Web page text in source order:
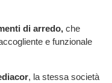
di arredo,che
e funzionale
, la stessa società